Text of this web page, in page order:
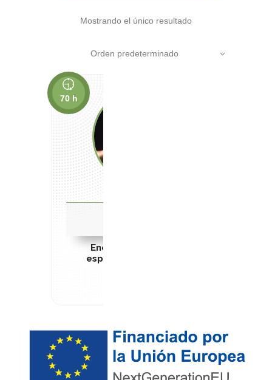
Mostrando el único resultado
Orden predeterminado
Energías renovables:
especialidad biomasa.
70 h